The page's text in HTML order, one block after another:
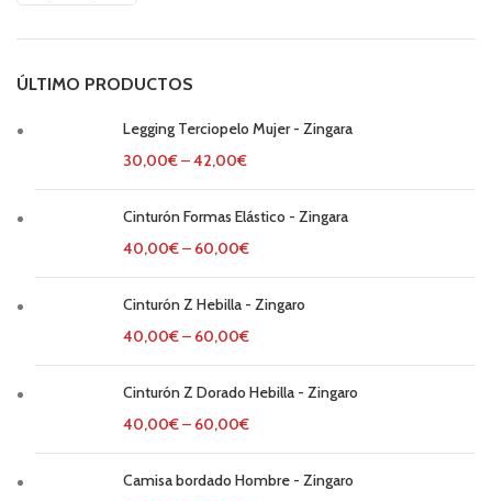
ÚLTIMO PRODUCTOS
Legging Terciopelo Mujer - Zingara
30,00€–42,00€
Cinturón Formas Elástico - Zingara
40,00€– 60,00€
Cinturón Z Hebilla - Zingaro
40,00€– 60,00€
Cinturón Z Dorado Hebilla - Zingaro
40,00€– 60,00€
Camisa bordado Hombre - Zingaro